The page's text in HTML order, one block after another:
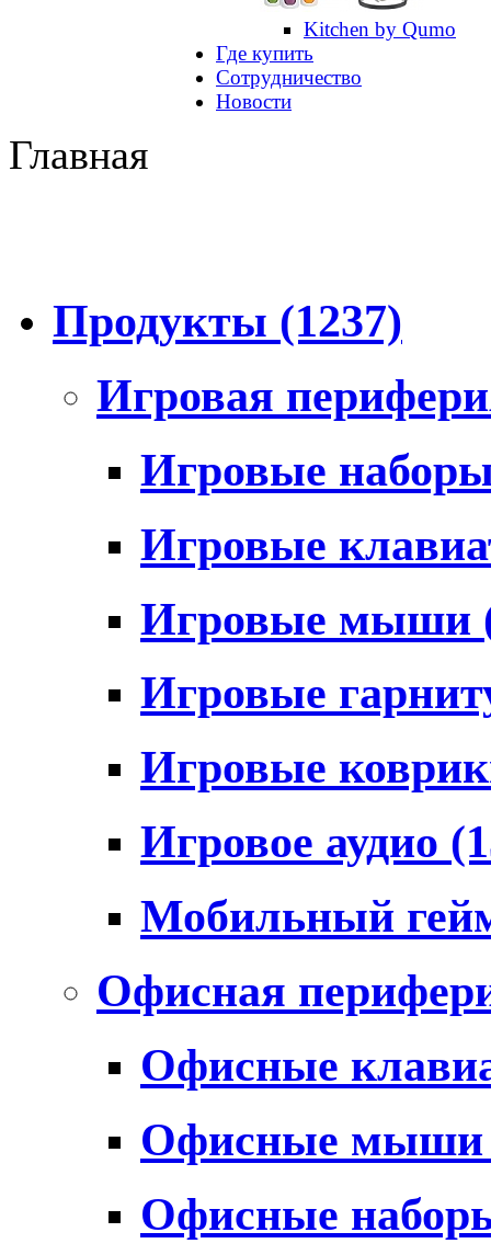
Kitchen by Qumo
Где купить
Сотрудничество
Новости
Главная
Продукты (1237)
Игровая
Игровые
Игровые
Игровые мыши
Игровые
Игровые
Игровое аудио
Мобильный
Офисная
Офисные
Офисные
Офисные